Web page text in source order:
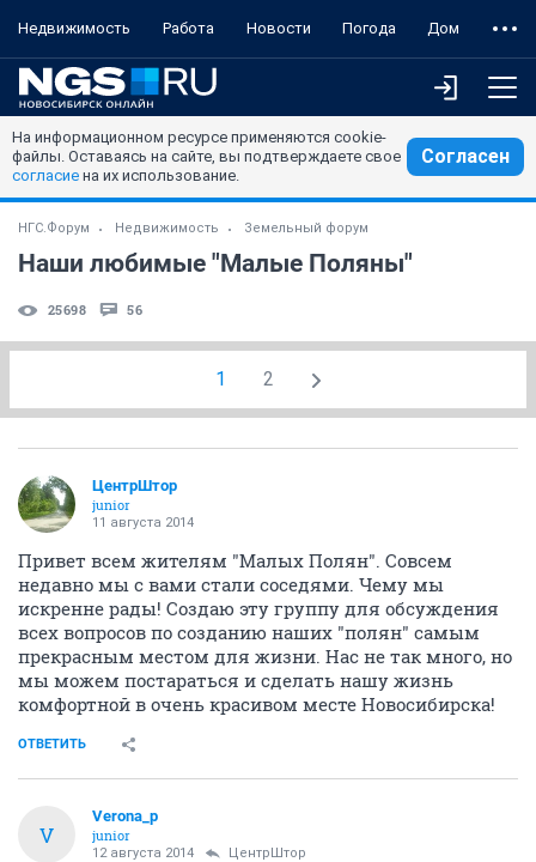
Недвижимость Работа Новости Погода Дом
На информационном ресурсе применяются cookie-
файлы. Оставаясь на сайте, вы подтверждаете свое
согласие на их использование.
Согласен
НГС.Форум Недвижимость Земельный форум
Наши любимые "Малые Поляны"
25698 56
1 2
ЦентрШтор
junior
11 августа 2014
Привет всем жителям "Малых Полян". Совсем
недавно мы с вами стали соседями. Чему мы
искренне рады! Создаю эту группу для обсуждения
всех вопросов по созданию наших "полян" самым
прекрасным местом для жизни. Нас не так много, но
мы можем постараться и сделать нашу жизнь
комфортной в очень красивом месте Новосибирска!
ОТВЕТИТЬ
V
Verona_p
junior
12 августа 2014 ЦентрШтор